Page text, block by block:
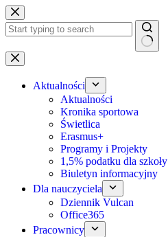
Przejdź
do
treści
Brak
wyników
Aktualności
Aktualności
Kronika sportowa
Świetlica
Erasmus+
Programy i Projekty
1,5% podatku dla szkoły
Biuletyn informacyjny
Dla nauczyciela
Dziennik Vulcan
Office365
Pracownicy